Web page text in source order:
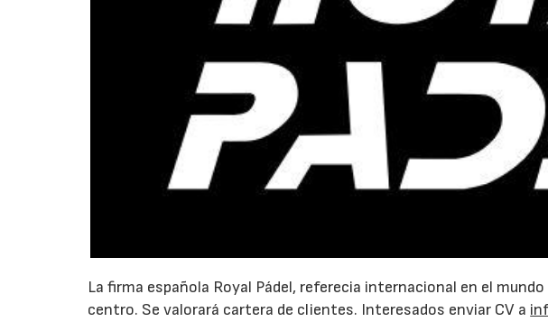
La firma española Royal Pádel, referecia internacional en el
centro. Se valorará cartera de clientes. Interesados enviar CV a